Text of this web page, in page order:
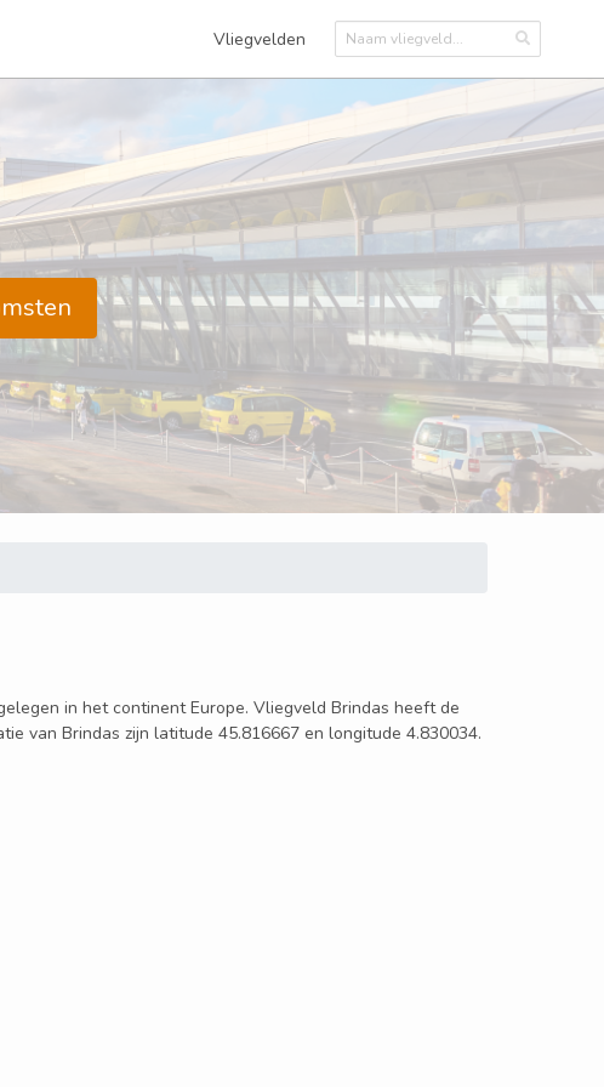
Vliegvelden
in het continent Europe. Vliegveld Brindas heeft de
van Brindas zijn latitude 45.816667 en longitude 4.830034.